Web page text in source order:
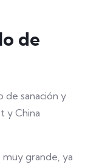
de
de sanación y
y China
grande, ya